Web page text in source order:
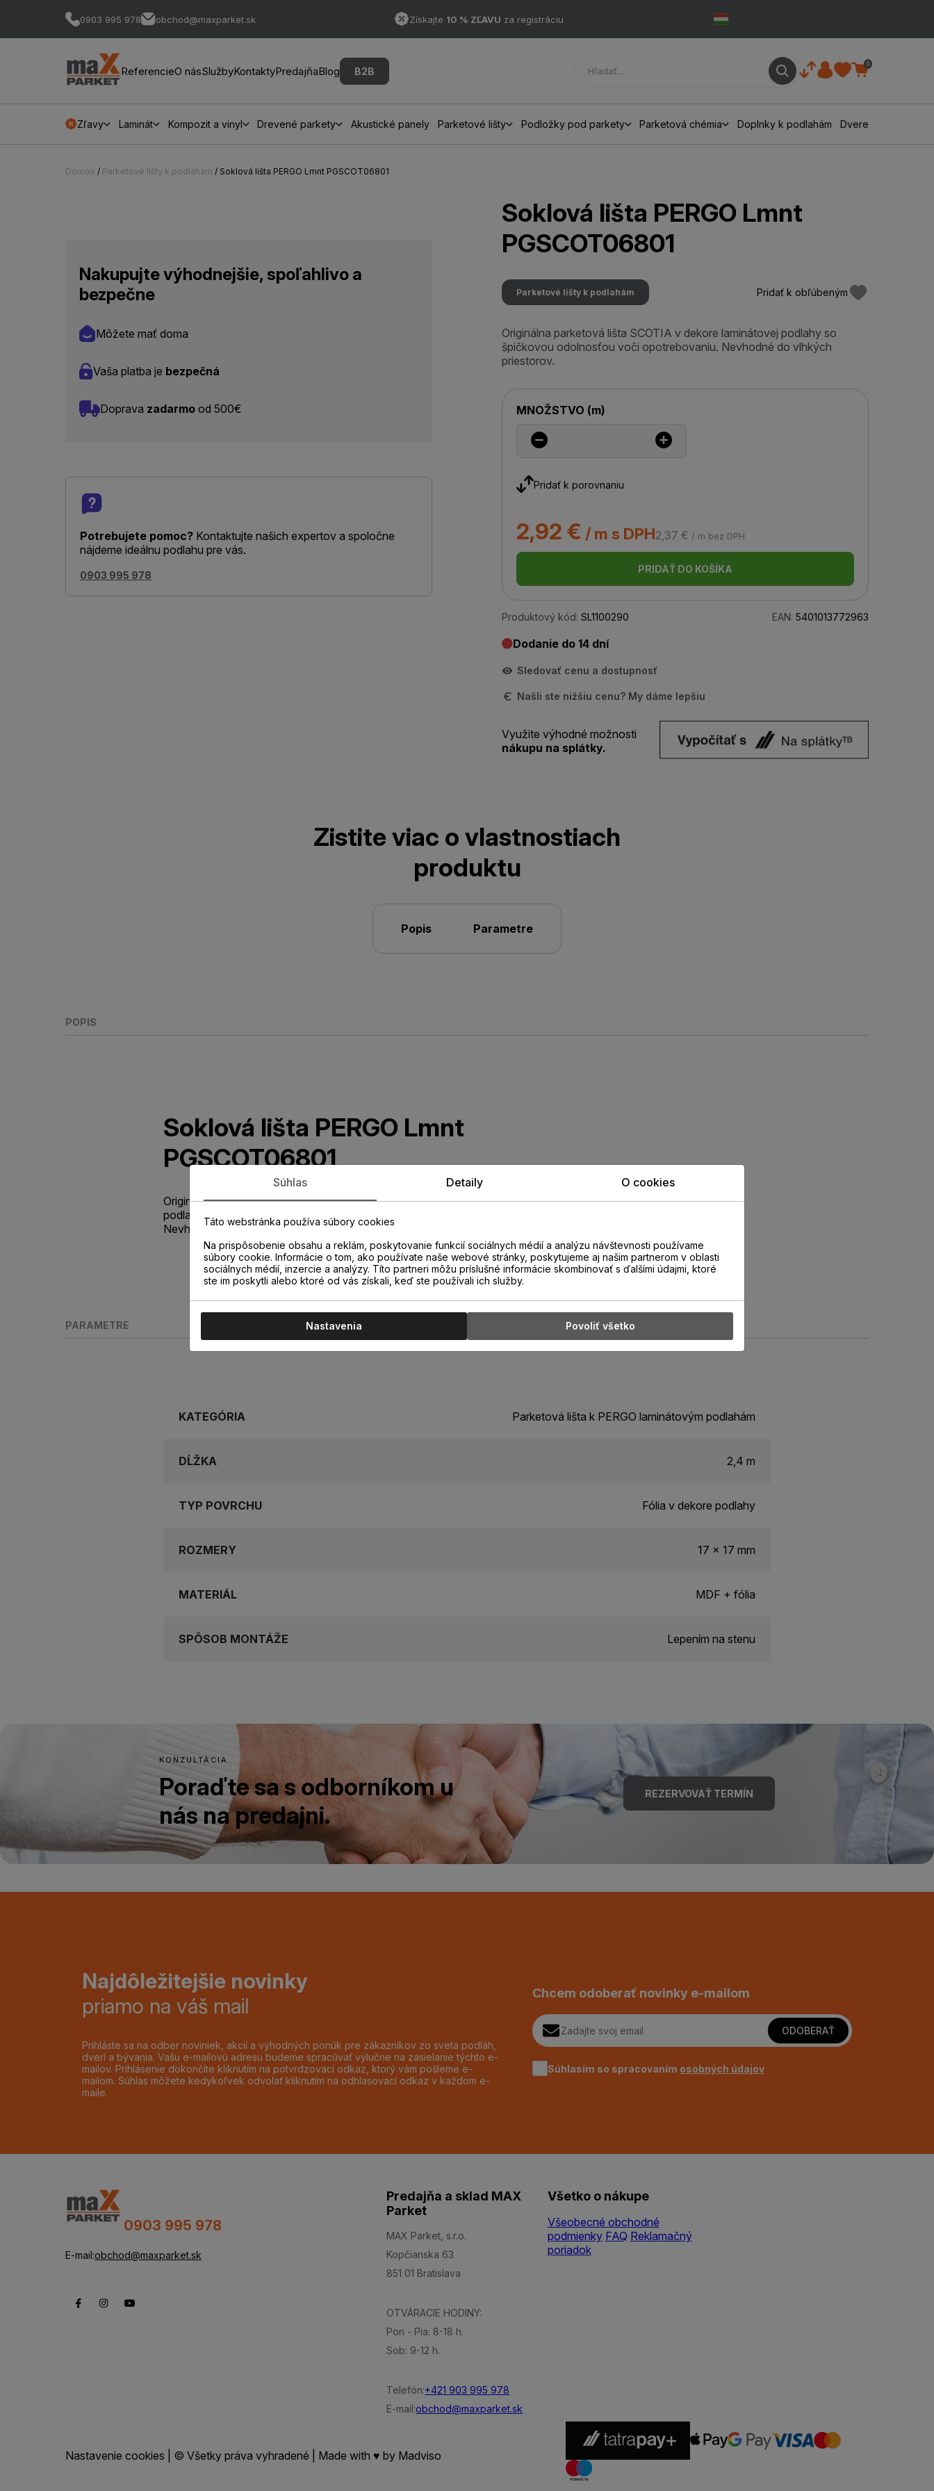
0903 995 978 obchod@maxparket.sk Získajte 10 % ZĽAVU za registráciu
ReferencieO násSlužbyKontaktyPredajňaBlog B2B
0
Zľavy Laminát Kompozit a vinyl Drevené parkety Akustické panely Parketové lišty Podložky pod parkety Parketová chémia Doplnky k podlahám Dvere
Domov / Parketové lišty k podlahám / Soklová lišta PERGO Lmnt PGSCOT06801
Nakupujte výhodnejšie, spoľahlivo a
bezpečne
Môžete mať doma
Vaša platba je bezpečná
Doprava zadarmo od 500€
Potrebujete pomoc? Kontaktujte našich expertov a spoločne
nájdeme ideálnu podlahu pre vás.
0903 995 978
Soklová lišta PERGO Lmnt
PGSCOT06801
Parketové lišty k podlahám Pridať k obľúbeným
Originálna parketová lišta SCOTIA v dekore laminátovej podlahy so
špičkovou odolnosťou voči opotrebovaniu. Nevhodné do vlhkých
priestorov.
MNOŽSTVO (m)
Pridať k porovnaniu
2,92 € / m s DPH2,37 € / m bez DPH
PRIDAŤ DO KOŠÍKA
Produktový kód: SL1100290 EAN: 5401013772963
Dodanie do 14 dní
Sledovať cenu a dostupnosť
Našli ste nižšiu cenu? My dáme lepšiu
Využite výhodné možnosti
nákupu na splátky.
Zistite viac o vlastnostiach
produktu
Popis Parametre
POPIS
Soklová lišta PERGO Lmnt
PGSCOT06801
Originálna parketová lišta SCOTIA v dekore laminátovej
podlahy so špičkovou odolnosťou voči opotrebovaniu.
Nevhodné do vlhkých priestorov.
PARAMETRE
KATEGÓRIA Parketová lišta k PERGO laminátovým podlahám
DĹŽKA 2,4 m
TYP POVRCHU Fólia v dekore podlahy
ROZMERY 17 x 17 mm
MATERIÁL MDF + fólia
SPÔSOB MONTÁŽE Lepením na stenu
KONZULTÁCIA
Poraďte sa s odborníkom u
nás na predajni.
REZERVOVAŤ TERMÍN
Najdôležitejšie novinky
priamo na váš mail
Prihláste sa na odber noviniek, akcií a výhodných ponúk pre zákazníkov zo sveta podláh,
dverí a bývania. Vašu e-mailovú adresu budeme spracúvať výlučne na zasielanie týchto e-
mailov. Prihlásenie dokončíte kliknutím na potvrdzovací odkaz, ktorý vám pošleme e-
mailom. Súhlas môžete kedykoľvek odvolať kliknutím na odhlasovací odkaz v každom e-
maile.
Chcem odoberať novinky e-mailom
ODOBERAŤ
Súhlasím so spracovaním osobných údajov
0903 995 978
E-mail:obchod@maxparket.sk
Predajňa a sklad MAX
Parket
MAX Parket, s.r.o.
Kopčianska 63
851 01 Bratislava
OTVÁRACIE HODINY:
Pon - Pia: 8-18 h.
Sob: 9-12 h.
Telefón:+421 903 995 978
E-mail:obchod@maxparket.sk
Všetko o nákupe
Všeobecné obchodné
podmienky FAQ Reklamačný
poriadok
Nastavenie cookies | © Všetky práva vyhradené | Made with ♥ by Madviso
Súhlas Detaily O cookies
Táto webstránka používa súbory cookies
Na prispôsobenie obsahu a reklám, poskytovanie funkcií sociálnych médií a analýzu návštevnosti používame
súbory cookie. Informácie o tom, ako používate naše webové stránky, poskytujeme aj našim partnerom v oblasti
sociálnych médií, inzercie a analýzy. Títo partneri môžu príslušné informácie skombinovať s ďalšími údajmi, ktoré
ste im poskytli alebo ktoré od vás získali, keď ste používali ich služby.
Nastavenia Povoliť všetko